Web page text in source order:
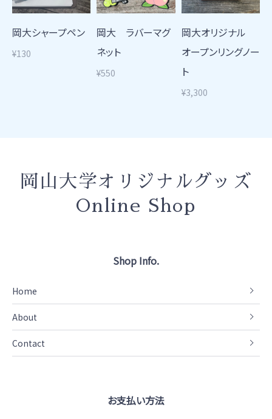
岡大シャープペン
¥130
岡大 ラバーマグ
ネット
¥550
岡大オリジナル
オープンリングノー
ト
¥3,300
岡山大学オリジナルグッズ
Online Shop
Shop Info.
Home
About
Contact
お支払い方法